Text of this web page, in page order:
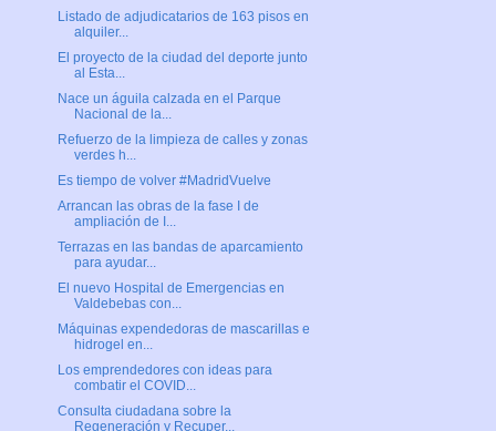
Listado de adjudicatarios de 163 pisos en
alquiler...
El proyecto de la ciudad del deporte junto
al Esta...
Nace un águila calzada en el Parque
Nacional de la...
Refuerzo de la limpieza de calles y zonas
verdes h...
Es tiempo de volver #MadridVuelve
Arrancan las obras de la fase I de
ampliación de I...
Terrazas en las bandas de aparcamiento
para ayudar...
El nuevo Hospital de Emergencias en
Valdebebas con...
Máquinas expendedoras de mascarillas e
hidrogel en...
Los emprendedores con ideas para
combatir el COVID...
Consulta ciudadana sobre la
Regeneración y Recuper...